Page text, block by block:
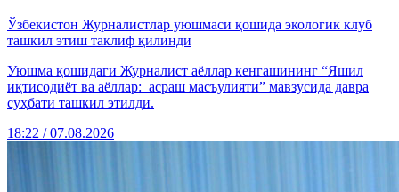
Ўзбекистон Журналистлар уюшмаси қошида экологик клуб
ташкил этиш таклиф қилинди
Уюшма қошидаги Журналист аёллар кенгашининг “Яшил
иқтисодиёт ва аёллар: асраш масъулияти” мавзусида давра
суҳбати ташкил этилди.
18:22 / 07.08.2026